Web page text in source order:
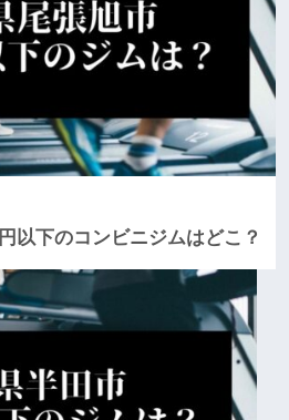
以下のコンビニジムはどこ？